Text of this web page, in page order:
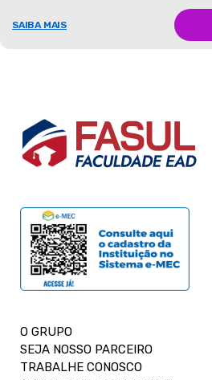
SAIBA MAIS
O GRUPO
SEJA NOSSO PARCEIRO
TRABALHE CONOSCO